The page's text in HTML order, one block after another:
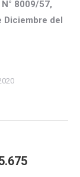
8009/57,
Diciembre del